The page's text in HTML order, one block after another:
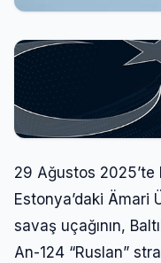
29 Ağustos 2025’te
Estonya’daki Ämari
savaş uçağının,
An-124 “Ruslan”